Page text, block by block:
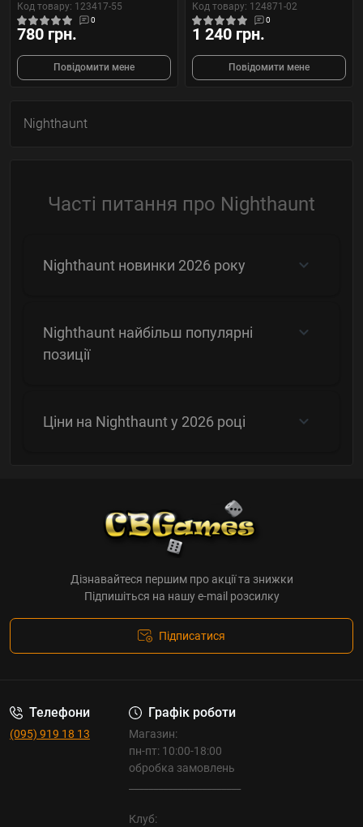
Код товару: 123417-55
0
780 грн.
Повідомити мене
Код товару: 124871-02
0
1 240 грн.
Повідомити мене
Nighthaunt
Часті питання про Nighthaunt
Nighthaunt новинки 2026 року
Nighthaunt найбільш популярні
позиції
Ціни на Nighthaunt у 2026 році
Дізнавайтеся першим про акції та знижки
Підпишіться на нашу e-mail розсилку
Підписатися
Телефони
(095) 919 18 13
Графік роботи
Магазин:
пн-пт: 10:00-18:00
обробка замовлень
Клуб: